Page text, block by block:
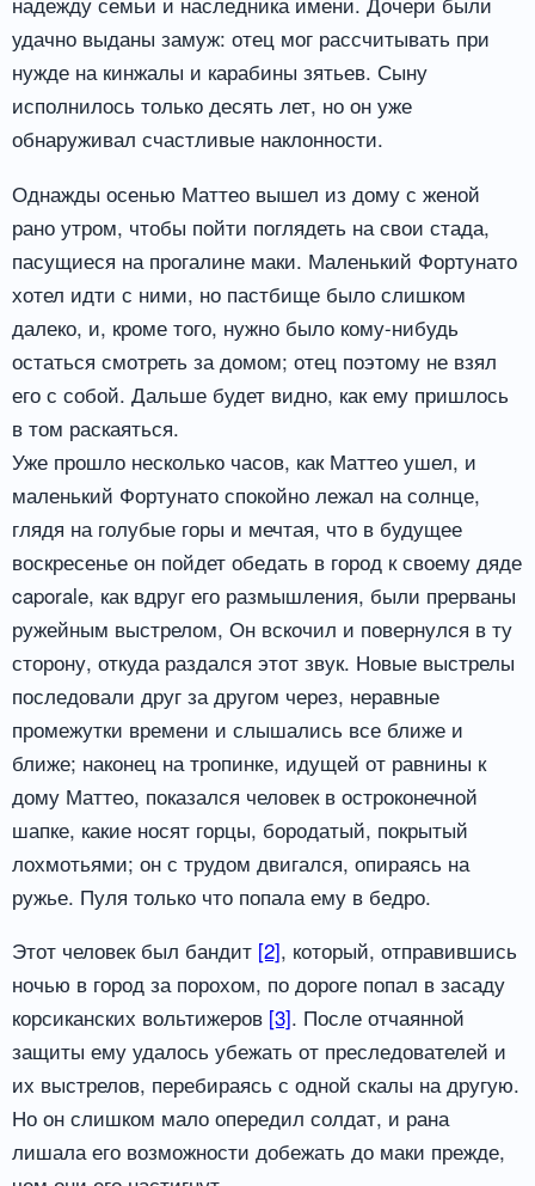
удачно выданы замуж: отец мог рассчитывать при
нужде на кинжалы и карабины зятьев. Сыну
исполнилось только десять лет, но он уже
обнаруживал счастливые наклонности.
Однажды осенью Маттео вышел из дому с женой
рано утром, чтобы пойти поглядеть на свои стада,
пасущиеся на прогалине маки. Маленький Фортунато
хотел идти с ними, но пастбище было слишком
далеко, и, кроме того, нужно было кому-нибудь
остаться смотреть за домом; отец поэтому не взял
его с собой. Дальше будет видно, как ему пришлось
в том раскаяться.
Уже прошло несколько часов, как Маттео ушел, и
маленький Фортунато спокойно лежал на солнце,
глядя на голубые горы и мечтая, что в будущее
воскресенье он пойдет обедать в город к своему дяде
caporale, как вдруг его размышления, были прерваны
ружейным выстрелом, Он вскочил и повернулся в ту
сторону, откуда раздался этот звук. Новые выстрелы
последовали друг за другом через, неравные
промежутки времени и слышались все ближе и
ближе; наконец на тропинке, идущей от равнины к
дому Маттео, показался человек в остроконечной
шапке, какие носят горцы, бородатый, покрытый
лохмотьями; он с трудом двигался, опираясь на
ружье. Пуля только что попала ему в бедро.
Этот человек был бандит [2], который, отправившись
ночью в город за порохом, по дороге попал в засаду
корсиканских вольтижеров [3]. После отчаянной
защиты ему удалось убежать от преследователей и
их выстрелов, перебираясь с одной скалы на другую.
Но он слишком мало опередил солдат, и рана
лишала его возможности добежать до маки прежде,